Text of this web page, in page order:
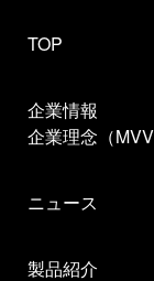
TOP
企業情報
企業理念（MVV
ニュース
製品紹介